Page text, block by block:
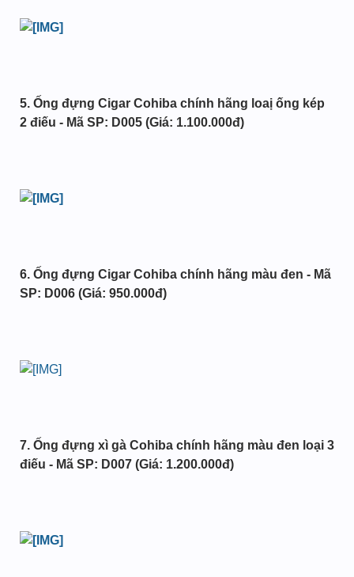
5. Ống đựng Cigar Cohiba chính hãng loaị ống kép
2 điếu - Mã SP: D005 (Giá: 1.100.000đ)
6. Ống đựng Cigar Cohiba chính hãng màu đen - Mã
SP: D006 (Giá: 950.000đ)
7. Ống đựng xì gà Cohiba chính hãng màu đen loại 3
điếu - Mã SP: D007 (Giá: 1.200.000đ)